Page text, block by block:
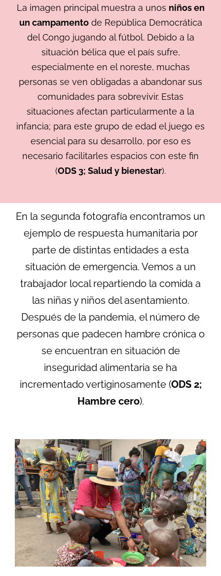
La imagen principal muestra a unos niños en
un campamentode República Democrática
del Congo jugando al fútbol. Debido a la
situación bélica que el país sufre,
especialmente en el noreste, muchas
personas se ven obligadas a abandonar sus
comunidades para sobrevivir. Estas
situaciones afectan particularmente a la
infancia; para este grupo de edad el juego es
esencial para su desarrollo, por eso es
necesario facilitarles espacios con este fin
(ODS 3; Salud y bienestar).
En la segunda fotografía encontramos un
ejemplo de respuesta humanitaria por
parte de distintas entidades a esta
situación de emergencia. Vemos a un
trabajador local repartiendo la comida a
las niñas y niños del asentamiento.
Después de la pandemia, el número de
personas que padecen hambre crónica o
se encuentran en situación de
inseguridad alimentaria se ha
incrementado vertiginosamente (ODS 2;
Hambre cero).